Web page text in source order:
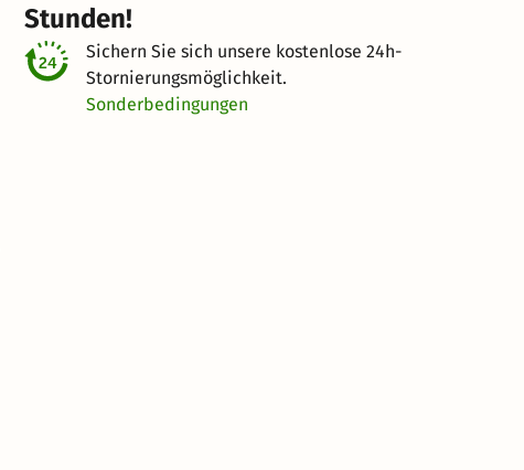
Stunden!
Sichern Sie sich unsere kostenlose 24h-
Stornierungsmöglichkeit.
Sonderbedingungen